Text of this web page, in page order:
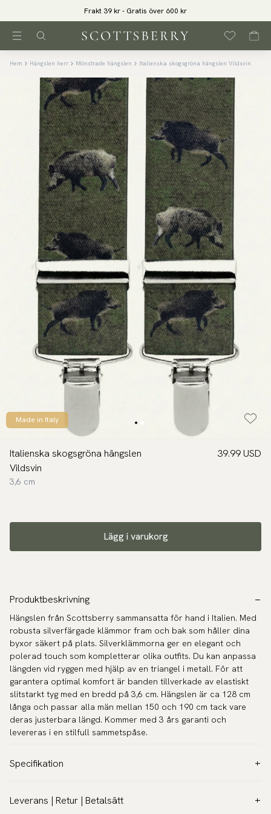
Frakt 39 kr - Gratis över 600 kr
Hem Hängslen herr Mönstrade hängslen Italienska skogsgröna hängslen Vildsvin
Made in Italy
Italienska skogsgröna hängslen
Vildsvin
3,6 cm
39.99 USD
Lägg i varukorg
Produktbeskrivning
Hängslen från Scottsberry sammansatta för hand i Italien. Med
robusta silverfärgade klämmor fram och bak som håller dina
byxor säkert på plats. Silverklämmorna ger en elegant och
polerad touch som kompletterar olika outfits. Du kan anpassa
längden vid ryggen med hjälp av en triangel i metall. För att
garantera optimal komfort är banden tillverkade av elastiskt
slitstarkt tyg med en bredd på 3,6 cm. Hängslen är ca 128 cm
långa och passar alla män mellan 150 och 190 cm tack vare
deras justerbara längd. Kommer med 3 års garanti och
levereras i en stilfull sammetspåse.
Specifikation
Modell: 3,6 cm (Breda)
Leverans | Retur | Betalsätt